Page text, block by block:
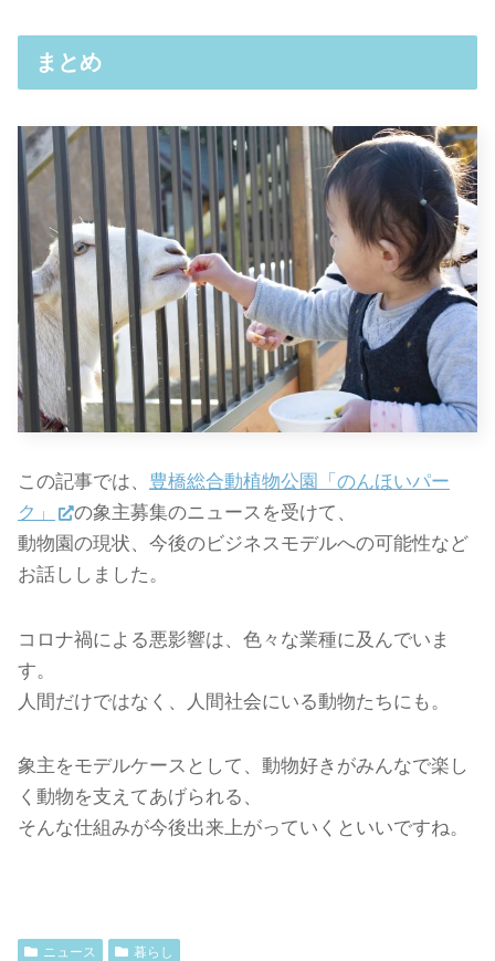
まとめ
この記事では、 豊橋総合動植物公園「のんほいパー
ク」
の象主募集のニュースを受けて、
動物園の現状、今後のビジネスモデルへの可能性など
お話ししました。
コロナ禍による悪影響は、色々な業種に及んでいま
す。
人間だけではなく、人間社会にいる動物たちにも。
象主をモデルケースとして、動物好きがみんなで楽し
く動物を支えてあげられる、
そんな仕組みが今後出来上がっていくといいですね。
ニュース 暮らし